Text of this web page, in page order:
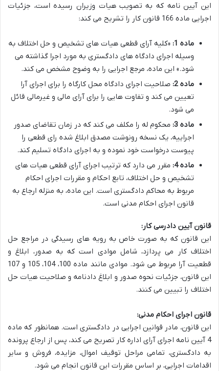
این آیین نامه که به تصویب هیات وزیران رسیده است، جزئیات
اجرایی ماده 166 قانون کار را تشریح می کند:
ماده 1:
«کلیه آرای قطعی هیات های تشخیص و حل اختلاف به
وسیله اجرای دادگاه های دادگستری به مورد اجرا گذاشته می
شود.» این ماده، مرجع اجرایی را به وضوح مشخص می کند.
ماده 2:
صلاحیت اجرای دادگاه محل کارگاه را برای اجرای آرا
تعیین می کند و تفاوت هایی را برای آرای مالی و غیرمالی قائل
می شود.
ماده 3:
محکوم له را مکلف می کند که در زمان تقاضای صدور
اجراییه، یک نسخه رونوشت مصدق ابلاغ شده رای قطعی را
پیوست درخواست خود نموده و به اجرای دادگاه تسلیم کند.
ماده 4:
مقرر می دارد که ترتیب اجرای آرای قطعی هیات های
تشخیص و حل اختلاف، تابع احکام و مقررات اجرای احکام
مربوط به محاکم دادگستری است. این ماده، به منزله ارجاع به
قانون اجرای احکام مدنی است.
قانون آیین دادرسی کار:
این قانون که به صورت خاص به رویه های رسیدگی در مراجع حل
اختلاف کار می پردازد، شامل موادی است که به صدور، ابلاغ و
قطعیت آرا مربوط می شود. موادی مانند ماده 100، 104، 105 و 107
این قانون، جزئیات نحوه صدور و ابلاغ دادنامه و صلاحیت هیات حل
اختلاف را تبیین می کنند.
قانون اجرای احکام مدنی:
این قانون، مادر قوانین اجرایی در دادگستری است. همانطور که ماده
4 آیین نامه اجرای آرای اداره کار تصریح می کند، پس از ارجاع پرونده
به دادگستری، تمامی مراحل توقیف اموال، مزایده، فروش و سایر
اقدامات اجرایی، بر اساس مقررات این قانون انجام می شود.